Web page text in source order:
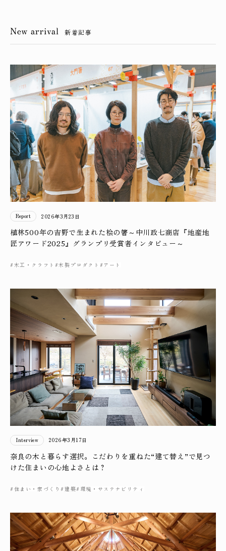
新着記事
Report 2026年3月23日
植林500年の吉野で生まれた桧の箸～中川政七商店『地産地
匠アワード2025』グランプリ受賞者インタビュー～
#木工・クラフト #木製プロダクト #アート
Interview 2026年3月17日
奈良の木と暮らす選択。こだわりを重ねた“建て替え”で見つ
けた住まいの心地よさとは？
#住まい・家づくり#建築#環境・サステナビリティ